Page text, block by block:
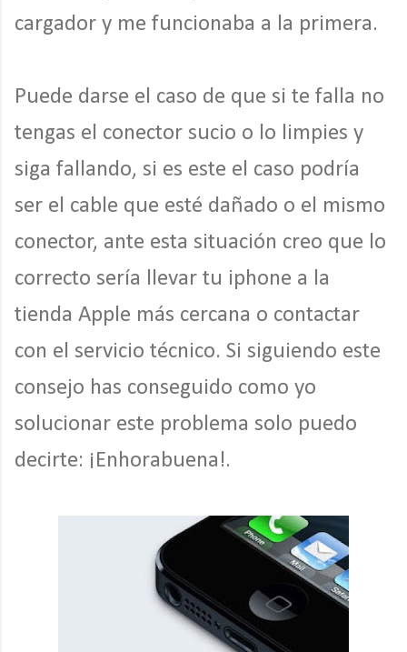
cargador y me funcionaba a la primera.
Puede darse el caso de que si te falla no
tengas el conector sucio o lo limpies y
siga fallando, si es este el caso podría
ser el cable que esté dañado o el mismo
conector, ante esta situación creo que lo
correcto sería llevar tu iphone a la
tienda Apple más cercana o contactar
con el servicio técnico. Si siguiendo este
consejo has conseguido como yo
solucionar este problema solo puedo
decirte: ¡Enhorabuena!.